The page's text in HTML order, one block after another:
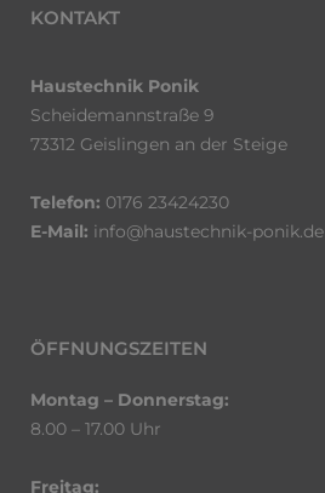
KONTAKT
Haustechnik Ponik
Scheidemannstraße 9
73312 Geislingen an der Steige
Telefon: 0176 23424230
E-Mail: info@haustechnik-ponik.de
ÖFFNUNGSZEITEN
Montag – Donnerstag:
8.00 – 17.00 Uhr
Freitag: